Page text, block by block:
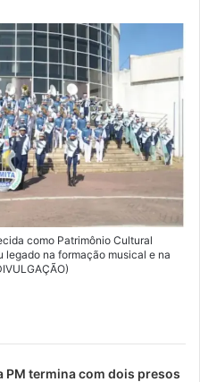
como Patrimônio Cultural
legado na formação musical e na
PM termina com dois presos